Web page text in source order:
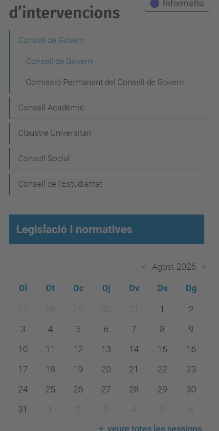
d’intervencions
Informatiu
e
a
c
ó
Consell de Govern
Consell de Govern
Comissió Permanent del Consell de Govern
Consell Acadèmic
Claustre Universitari
Consell Social
Consell de l'Estudiantat
Legislació i normatives
Agost 2026
Dl Dt Dc Dj Dv Ds Dg
27 28 29 30 31 1
2
3
4 5 6 7 8
9
10
11 12 13 14 15
16
17
18 19 20 21 22
23
24
25 26 27 28 29
30
31
1 2 3 4 5
6
veure totes les sessions